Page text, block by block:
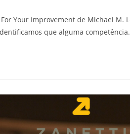
Your Improvement de Michael M.
que alguma